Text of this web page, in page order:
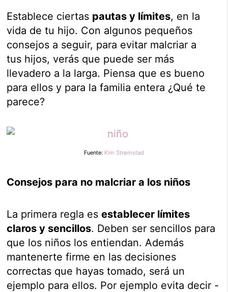
Establece ciertas pautas y límites, en la
vida de tu hijo. Con algunos pequeños
consejos a seguir, para evitar malcriar a
tus hijos, verás que puede ser más
llevadero a la larga. Piensa que es bueno
para ellos y para la familia entera ¿Qué te
parece?
Fuente: Kim Strømstad
Consejos para no malcriar a los niños
La primera regla esestablecer límites
claros y sencillos. Deben ser sencillos para
que los niños los entiendan. Además
mantenerte firme en las decisiones
correctas que hayas tomado, será un
ejemplo para ellos. Por ejemplo evita decir -